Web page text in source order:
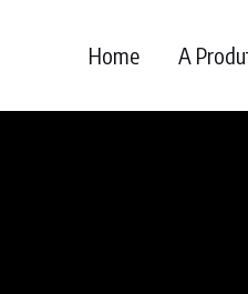
Home A